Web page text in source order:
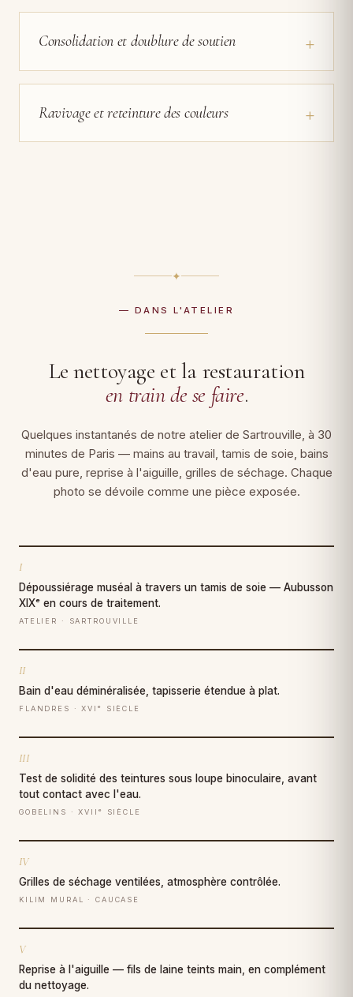
Consolidation et doublure de soutien +
Ravivage et reteinture des couleurs +
✦
— DANS L'ATELIER
Le nettoyage et la restauration
en train de se faire.
Quelques instantanés de notre atelier de Sartrouville, à 30
minutes de Paris — mains au travail, tamis de soie, bains
d'eau pure, reprise à l'aiguille, grilles de séchage. Chaque
photo se dévoile comme une pièce exposée.
I
Dépoussiérage muséal à travers un tamis de soie — Aubusson
XIXᵉ en cours de traitement.
ATELIER · SARTROUVILLE
II
Bain d'eau déminéralisée, tapisserie étendue à plat.
FLANDRES · XVIᵉ SIÈCLE
III
Test de solidité des teintures sous loupe binoculaire, avant
tout contact avec l'eau.
GOBELINS · XVIIᵉ SIÈCLE
IV
Grilles de séchage ventilées, atmosphère contrôlée.
KILIM MURAL · CAUCASE
V
Reprise à l'aiguille — fils de laine teints main, en complément
du nettoyage.